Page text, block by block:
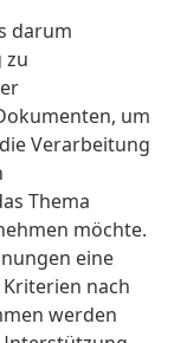
darum
zu
um
Verarbeitung
Thema
möchte.
eine
nach
werden